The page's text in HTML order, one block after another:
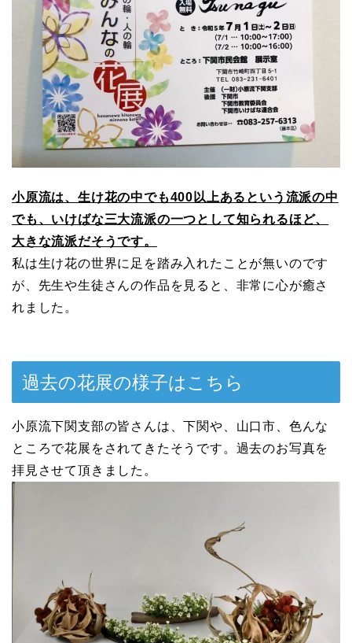
小原流は、生け花の中でも400以上あるという流派の中
でも、いけばな三大流派の一つとして知られるほど、
大きな流派だそうです。
私は生け花の世界に足を踏み入れたことが無いのです
が、先生や生徒さんの作品を見ると、非常に心が癒さ
れました。
過去の花展の様子はこちら
小原流下関支部の皆さんは、下関や、山口市、色んな
ところで花展をされてきたそうです。過去のお写真を
拝見させて頂きました。